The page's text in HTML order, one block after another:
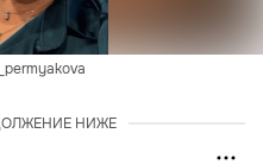
НИЖЕ